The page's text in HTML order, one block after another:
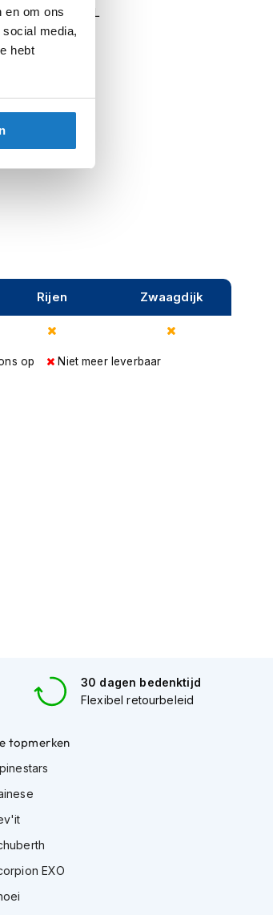
en om ons
media,
hebt
Duffle Bag 60L
Rijen Zwaagdijk
op Niet meer leverbaar
30 dagen bedenktijd
Flexibel retourbeleid
topmerken
EXO